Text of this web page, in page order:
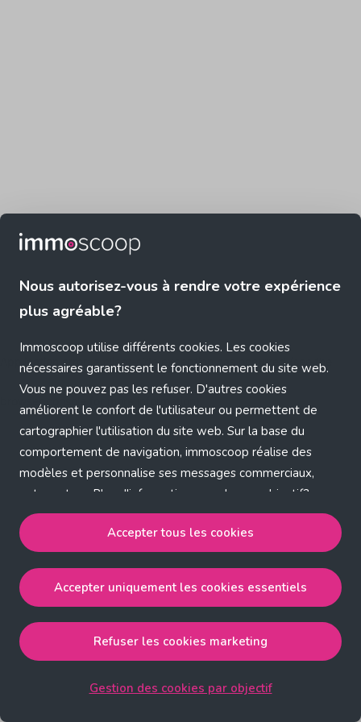
Nous autorisez-vous à rendre votre expérience
plus agréable?
Immoscoop utilise différents cookies. Les cookies
nécessaires garantissent le fonctionnement du site web.
Vous ne pouvez pas les refuser. D'autres cookies
améliorent le confort de l'utilisateur ou permettent de
cartographier l'utilisation du site web. Sur la base du
comportement de navigation, immoscoop réalise des
modèles et personnalise ses messages commerciaux,
entre autres. Plus d'informations sur chaque objectif?
Cliquez sur 'Gestion des cookies par objectif'.
Notre politique de cookies
Accepter tous les cookies
strictement nécessaires, performance, fonctionnalité et
publicité ciblée.
Accepter uniquement les cookies essentielsaccepte
les cookies strictement nécessaires.
Accepter tous les cookies
Accepter uniquement les cookies essentiels
Refuser les cookies marketing
Gestion des cookies par objectif
Application error: a client-side exception has occurred (see the
browser console for more information)